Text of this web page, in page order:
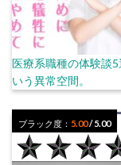
医療系職種の体験談
いう異常空間。
ブラック度： 5.00/ 5.00